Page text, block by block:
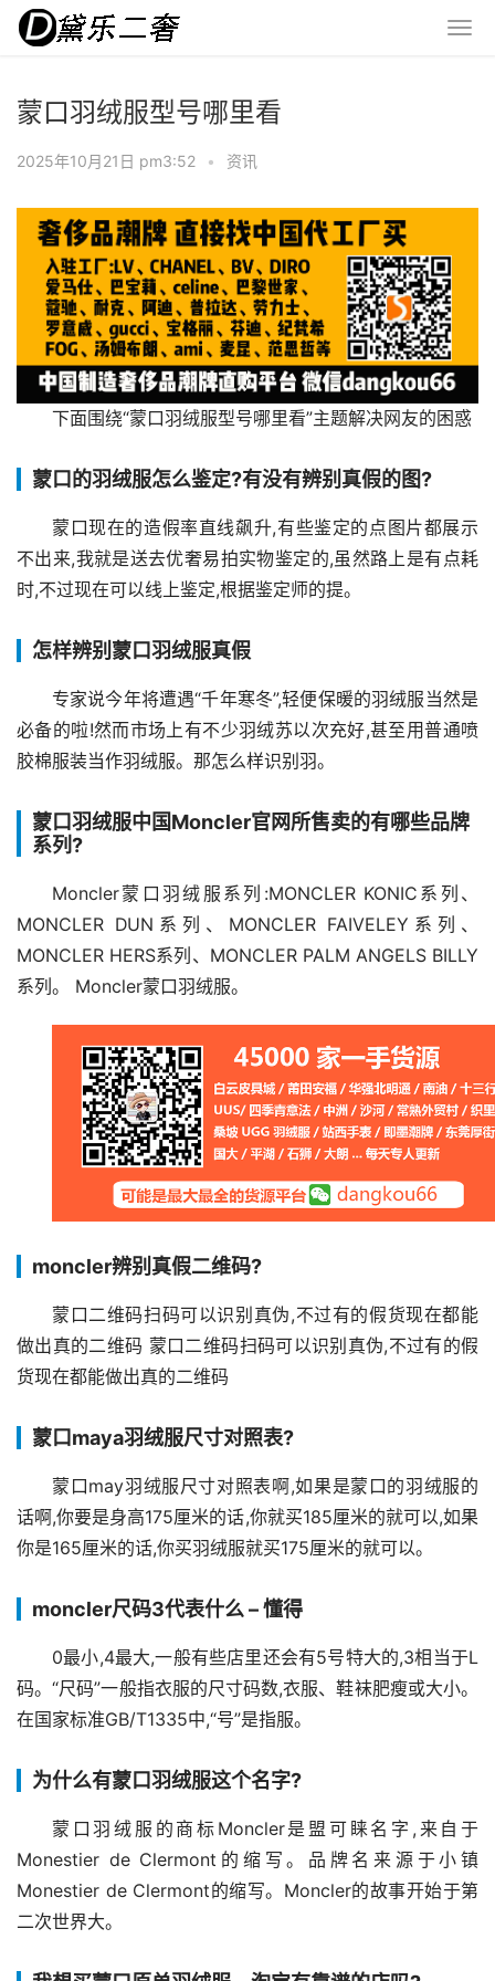
蒙口羽绒服型号哪里看
2025年10月21日 pm3:52 • 资讯
下面围绕“蒙口羽绒服型号哪里看”主题解决网友的困惑
蒙口的羽绒服怎么鉴定?有没有辨别真假的图?
蒙口现在的造假率直线飙升,有些鉴定的点图片都展示
不出来,我就是送去优奢易拍实物鉴定的,虽然路上是有点耗
时,不过现在可以线上鉴定,根据鉴定师的提。
怎样辨别蒙口羽绒服真假
专家说今年将遭遇“千年寒冬”,轻便保暖的羽绒服当然是
必备的啦!然而市场上有不少羽绒苏以次充好,甚至用普通喷
胶棉服装当作羽绒服。那怎么样识别羽。
蒙口羽绒服中国Moncler官网所售卖的有哪些品牌
系列?
Moncler蒙口羽绒服系列:MONCLER KONIC系列、
MONCLER DUN系列、MONCLER FAIVELEY系列、
MONCLER HERS系列、MONCLER PALM ANGELS BILLY
系列。 Moncler蒙口羽绒服。
moncler辨别真假二维码?
蒙口二维码扫码可以识别真伪,不过有的假货现在都能
做出真的二维码 蒙口二维码扫码可以识别真伪,不过有的假
货现在都能做出真的二维码
蒙口maya羽绒服尺寸对照表?
蒙口may羽绒服尺寸对照表啊,如果是蒙口的羽绒服的
话啊,你要是身高175厘米的话,你就买185厘米的就可以,如果
你是165厘米的话,你买羽绒服就买175厘米的就可以。
moncler尺码3代表什么 – 懂得
0最小,4最大,一般有些店里还会有5号特大的,3相当于L
码。“尺码”一般指衣服的尺寸码数,衣服、鞋袜肥瘦或大小。
在国家标准GB/T1335中,“号”是指服。
为什么有蒙口羽绒服这个名字?
蒙口羽绒服的商标Moncler是盟可睐名字,来自于
Monestier de Clermont的缩写。品牌名来源于小镇
Monestier de Clermont的缩写。Moncler的故事开始于第
二次世界大。